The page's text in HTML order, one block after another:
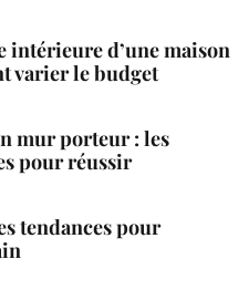
d’une maison
varier le budget
mur porteur : les
pour réussir
tendances pour